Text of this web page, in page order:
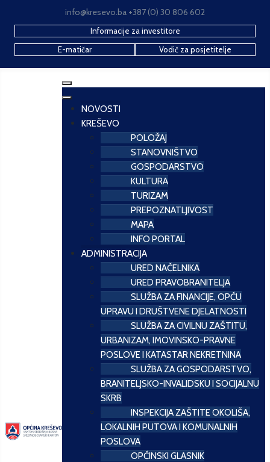
info@kresevo.ba +387 (0) 30 806 602
Informacije za investitore
E-matičar
Vodič za posjetitelje
NOVOSTI
KREŠEVO
POLOŽAJ
STANOVNIŠTVO
GOSPODARSTVO
KULTURA
TURIZAM
PREPOZNATLJIVOST
MAPA
INFO PORTAL
ADMINISTRACIJA
URED NAČELNIKA
URED PRAVOBRANITELJA
SLUŽBA ZA FINANCIJE, OPĆU
UPRAVU I DRUŠTVENE DJELATNOSTI
SLUŽBA ZA CIVILNU ZAŠTITU,
URBANIZAM, IMOVINSKO-PRAVNE
POSLOVE I KATASTAR NEKRETNINA
SLUŽBA ZA GOSPODARSTVO,
BRANITELJSKO-INVALIDSKU I SOCIJALNU
SKRB
INSPEKCIJA ZAŠTITE OKOLIŠA,
LOKALNIH PUTOVA I KOMUNALNIH
POSLOVA
OPĆINSKI GLASNIK